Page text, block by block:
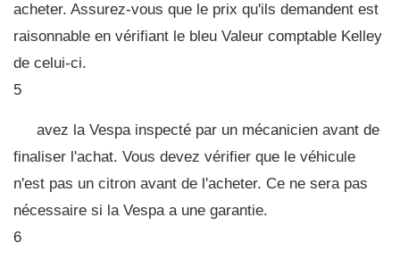
acheter. Assurez-vous que le prix qu'ils demandent est
raisonnable en vérifiant le bleu Valeur comptable Kelley
de celui-ci.
5
avez la Vespa inspecté par un mécanicien avant de
finaliser l'achat. Vous devez vérifier que le véhicule
n'est pas un citron avant de l'acheter. Ce ne sera pas
nécessaire si la Vespa a une garantie.
6